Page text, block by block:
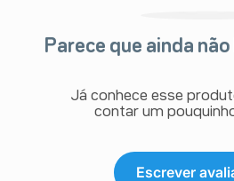
Parece que ainda
Já conhece esse
contar um
Escrever